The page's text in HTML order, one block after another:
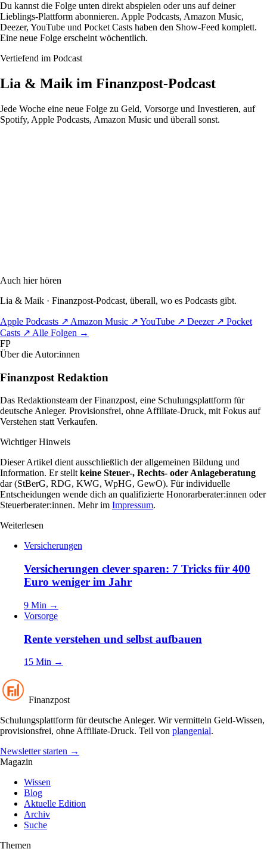
Du kannst die Folge unten direkt abspielen oder uns auf deiner
Lieblings-Plattform abonnieren. Apple Podcasts, Amazon Music,
Deezer, YouTube und Pocket Casts haben den Show-Feed komplett.
Eine neue Folge erscheint wöchentlich.
Vertiefend im Podcast
Lia & Maik im Finanzpost-Podcast
Jede Woche eine neue Folge zu Geld, Vorsorge und Investieren, auf
Spotify, Apple Podcasts, Amazon Music und überall sonst.
Auch hier hören
Lia & Maik · Finanzpost-Podcast, überall, wo es Podcasts gibt.
Apple Podcasts ↗ Amazon Music ↗ YouTube ↗ Deezer ↗ Pocket
Casts ↗ Alle Folgen →
FP
Über die Autor:innen
Finanzpost Redaktion
Das Redaktionsteam der Finanzpost, eine Schulungsplattform für
deutsche Anleger. Provisionsfrei, ohne Affiliate-Druck, mit Fokus auf
Verstehen statt Verkaufen.
Wichtiger Hinweis
Dieser Artikel dient ausschließlich der allgemeinen Bildung und
Information. Er stellt keine Steuer-, Rechts- oder Anlageberatung
dar (StBerG, RDG, KWG, WpHG, GewO). Für individuelle
Entscheidungen wende dich an qualifizierte Honorarberater:innen oder
Steuerberater:innen. Mehr im Impressum.
Weiterlesen
Versicherungen
Versicherungen clever sparen: 7 Tricks für 400
Euro weniger im Jahr
9 Min →
Vorsorge
Rente verstehen und selbst aufbauen
15 Min →
Finanzpost
Schulungsplattform für deutsche Anleger. Wir vermitteln Geld-Wissen,
provisionsfrei, ohne Affiliate-Druck. Teil von plangenial.
Newsletter starten →
Magazin
Wissen
Blog
Aktuelle Edition
Archiv
Suche
Themen